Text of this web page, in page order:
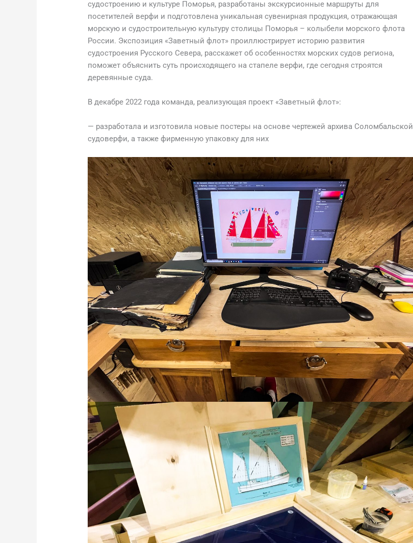
судостроению и культуре Поморья, разработаны экскурсионные маршруты для
посетителей верфи и подготовлена уникальная сувенирная продукция, отражающая
морскую и судостроительную культуру столицы Поморья – колыбели морского флота
России. Экспозиция «Заветный флот» проиллюстрирует историю развития
судостроения Русского Севера, расскажет об особенностях морских судов региона,
поможет объяснить суть происходящего на стапеле верфи, где сегодня строятся
деревянные суда.
В декабре 2022 года команда, реализующая проект «Заветный флот»:
— разработала и изготовила новые постеры на основе чертежей архива Соломбальской
судоверфи, а также фирменную упаковку для них